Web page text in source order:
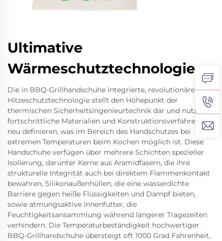
Ultimative
Wärmeschutztechnologie
Die in BBQ-Grillhandschuhe integrierte, revolutionäre
Hitzeschutztechnologie stellt den Höhepunkt der
thermischen Sicherheitsingenieurtechnik dar und nutzt
fortschrittliche Materialien und Konstruktionsverfahren, die
neu definieren, was im Bereich des Handschutzes bei
extremen Temperaturen beim Kochen möglich ist. Diese
Handschuhe verfügen über mehrere Schichten spezieller
Isolierung, darunter Kerne aus Aramidfasern, die ihre
strukturelle Integrität auch bei direktem Flammenkontakt
bewahren, Silikonaußenhüllen, die eine wasserdichte
Barriere gegen heiße Flüssigkeiten und Dampf bieten,
sowie atmungsaktive Innenfutter, die
Feuchtigkeitsansammlung während längerer Tragezeiten
verhindern. Die Temperaturbeständigkeit hochwertiger
BBQ-Grillhandschuhe übersteigt oft 1000 Grad Fahrenheit,